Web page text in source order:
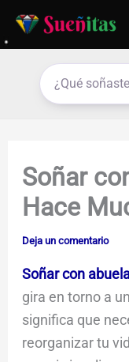
Soñar
Hace
Deja un comentario
Soñar con
gira en torno a
significa que
reorganizar tu